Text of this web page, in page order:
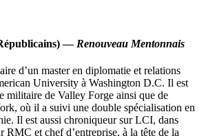
— Renouveau Mentonnais
d’un master en diplomatie et relations
University à Washington D.C. Il est
militaire de Valley Forge ainsi que de
où il a suivi une double spécialisation en
Il est aussi chroniqueur sur LCI, dans
RMC et chef d’entreprise, à la tête de la